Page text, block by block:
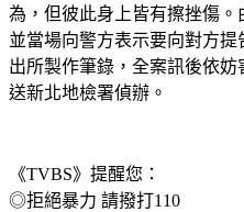
並當場向警方表示要向對方提
出所製作筆錄，全案訊後依
送新北地檢署偵辦。
◎拒絕暴力 請撥打110
◎法律扶助基金會：(02)412-